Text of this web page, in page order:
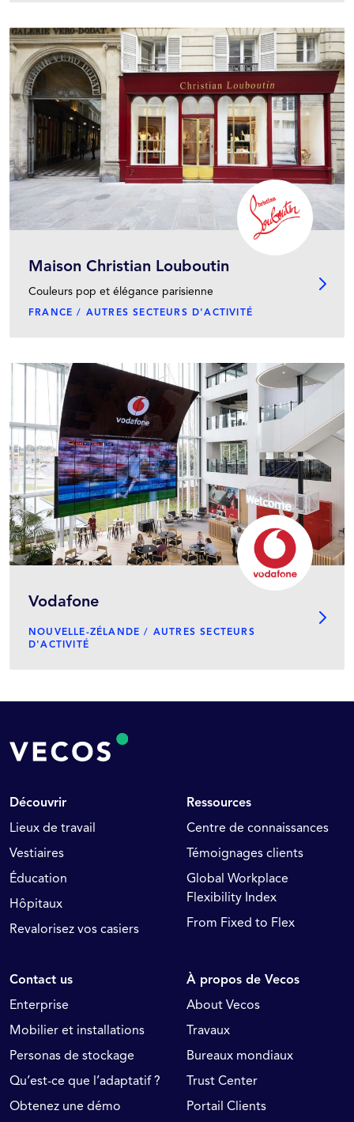
Maison Christian Louboutin
Couleurs pop et élégance parisienne
FRANCE / AUTRES SECTEURS D'ACTIVITÉ
Vodafone
NOUVELLE-ZÉLANDE / AUTRES SECTEURS
D'ACTIVITÉ
Découvrir
Lieux de travail
Vestiaires
Éducation
Hôpitaux
Revalorisez vos casiers
Ressources
Centre de connaissances
Témoignages clients
Global Workplace
Flexibility Index
From Fixed to Flex
Contact us
Enterprise
Mobilier et installations
Personas de stockage
Qu’est-ce que l’adaptatif ?
Obtenez une démo
À propos de Vecos
About Vecos
Travaux
Bureaux mondiaux
Trust Center
Portail Clients